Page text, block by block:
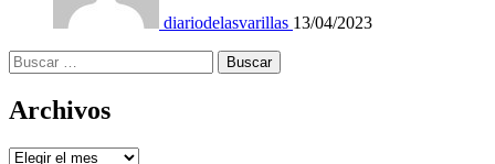
diariodelasvarillas 13/04/2023
Buscar:
Archivos
Archivos